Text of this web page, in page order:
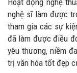
nghệ sĩ làm được
tham gia các sự
đã làm được điều
yêu thương, niềm
trị văn hóa tốt đẹp